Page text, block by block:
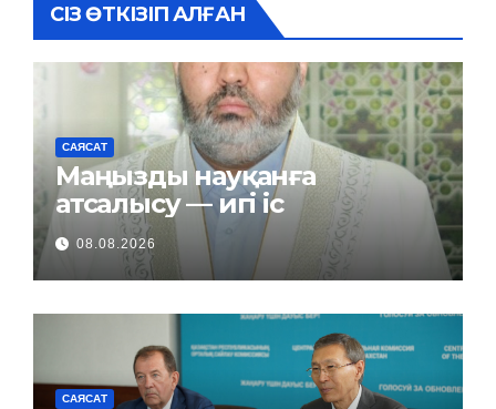
СІЗ ӨТКІЗІП АЛҒАН
САЯСАТ
Маңызды науқанға
атсалысу — игі іс
08.08.2026
САЯСАТ